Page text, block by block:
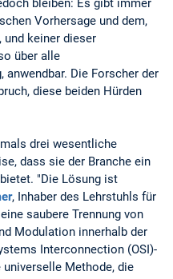
bleiben: Es gibt immer
Vorhersage und dem,
und keiner dieser
über alle
Die Forscher der
diese beiden Hürden
drei wesentliche
dass sie der Branche ein
"Die Lösung ist
, Inhaber des Lehrstuhls für
saubere Trennung von
Modulation innerhalb der
Interconnection (OSI)-
Methode, die